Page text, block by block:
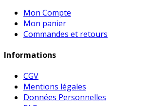
Mon Compte
Mon panier
Commandes et retours
Informations
CGV
Mentions légales
Données Personnelles